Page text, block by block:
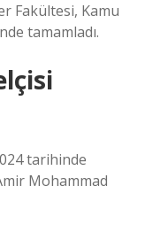
Fakültesi, Kamu
tamamladı.
tarihinde
Mohammad